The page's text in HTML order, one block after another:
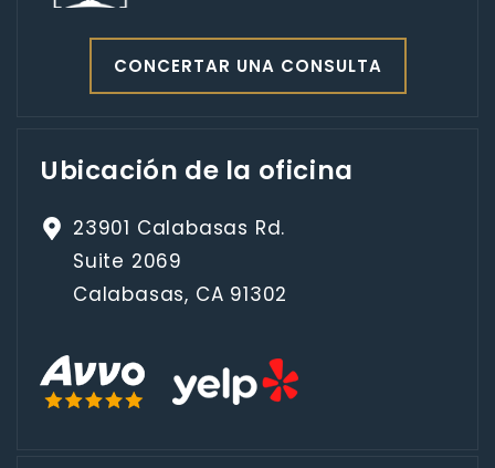
CONCERTAR UNA CONSULTA
Ubicación de la oficina
23901 Calabasas Rd.
Suite 2069
Calabasas, CA 91302